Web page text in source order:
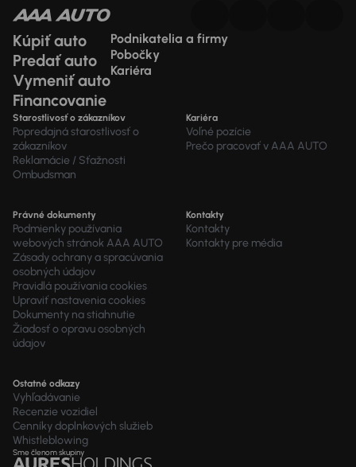
Kúpiť auto
Predať auto
Vymeniť auto
Financovanie
Podnikatelia a firmy
Pobočky
Kariéra
Starostlivosť o zákazníkov
Popredajná starostlivosť o
zákazníkov
Reklamácie / Sťažnosti
Ombudsman
Kariéra
Voľné pozície
Prečo pracovať v AAA AUTO
Právné dokumenty
Podmienky používania
webových stránok AAA AUTO
Zásady ochrany a spracúvania
osobných údajov
Pravidlá používania cookies
Upraviť nastavenia cookies
Dokumenty na stiahnutie
Žiadosť o opravu osobných
údajov
Kontakty
Kontakty
Kontakty pre média
Ostatné odkazy
Vyhľadávanie
Recenzie vozidiel
Cenníky doplnkových služieb
Whistleblowing
Sme členom skupiny